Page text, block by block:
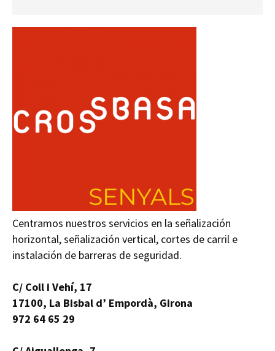
Centramos nuestros servicios en la señalización
horizontal, señalización vertical, cortes de carril e
instalación de barreras de seguridad.
C/ Coll i Vehí, 17
17100, La Bisbal d’ Empordà, Girona
972 64 65 29